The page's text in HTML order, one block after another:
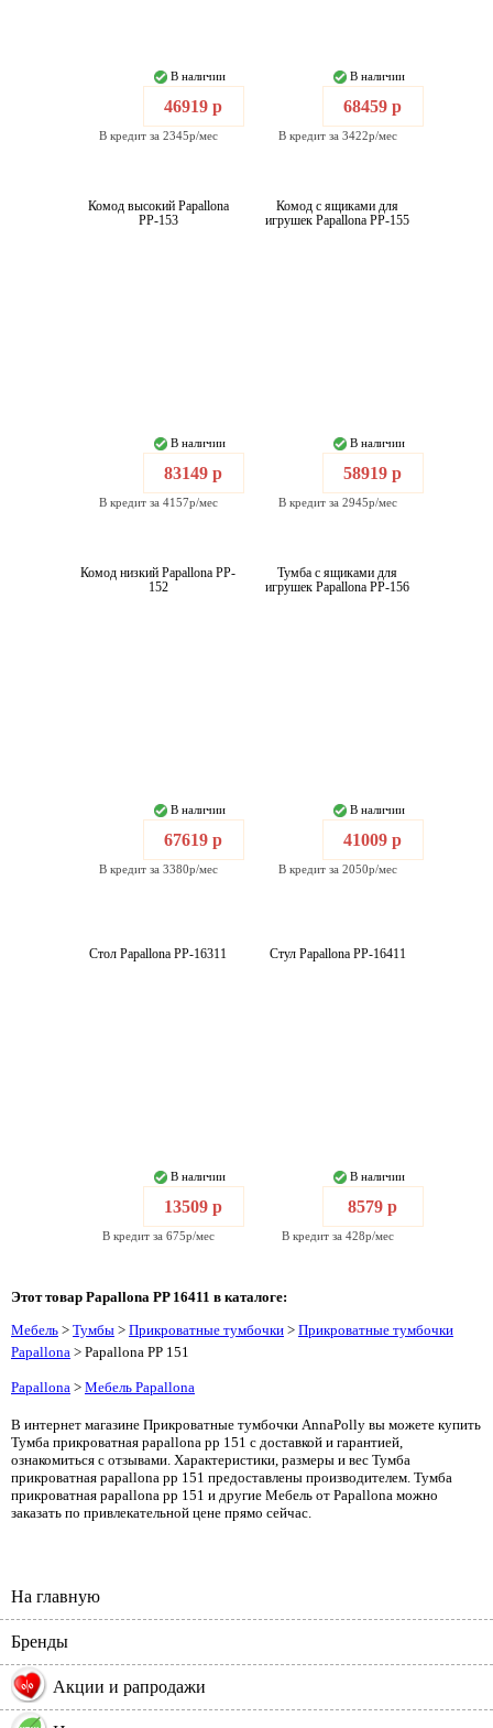
В наличии
46919 р
В кредит за 2345р/мес
В наличии
68459 р
В кредит за 3422р/мес
Комод высокий Papallona
PP-153
В наличии
83149 р
В кредит за 4157р/мес
Комод с ящиками для
игрушек Papallona PP-155
В наличии
58919 р
В кредит за 2945р/мес
Комод низкий Papallona PP-
152
В наличии
67619 р
В кредит за 3380р/мес
Тумба с ящиками для
игрушек Papallona PP-156
В наличии
41009 р
В кредит за 2050р/мес
Стол Papallona PP-16311
В наличии
13509 р
В кредит за 675р/мес
Стул Papallona PP-16411
В наличии
8579 р
В кредит за 428р/мес
Этот товар Papallona PP 16411 в каталоге:
Мебель > Тумбы > Прикроватные тумбочки > Прикроватные тумбочки
Papallona > Papallona PP 151
Papallona > Мебель Papallona
В интернет магазине Прикроватные тумбочки AnnaPolly вы можете купить
Тумба прикроватная papallona pp 151 с доставкой и гарантией,
ознакомиться с отзывами. Характеристики, размеры и вес Тумба
прикроватная papallona pp 151 предоставлены производителем. Тумба
прикроватная papallona pp 151 и другие Мебель от Papallona можно
заказать по привлекательной цене прямо сейчас.
На главную
Бренды
% Акции и рапродажи